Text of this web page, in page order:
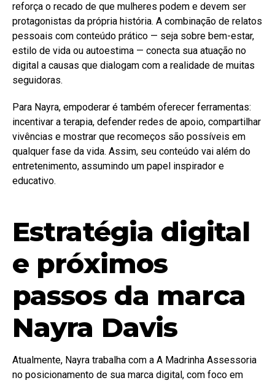
reforça o recado de que mulheres podem e devem ser
protagonistas da própria história. A combinação de relatos
pessoais com conteúdo prático — seja sobre bem-estar,
estilo de vida ou autoestima — conecta sua atuação no
digital a causas que dialogam com a realidade de muitas
seguidoras.
Para Nayra, empoderar é também oferecer ferramentas:
incentivar a terapia, defender redes de apoio, compartilhar
vivências e mostrar que recomeços são possíveis em
qualquer fase da vida. Assim, seu conteúdo vai além do
entretenimento, assumindo um papel inspirador e
educativo.
Estratégia digital
e próximos
passos da marca
Nayra Davis
Atualmente, Nayra trabalha com a A Madrinha Assessoria
no posicionamento de sua marca digital, com foco em